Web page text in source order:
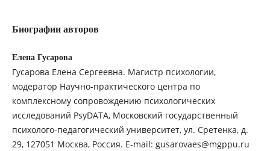
Биографии авторов
Елена Гусарова
Гусарова Елена Сергеевна. Магистр психологии,
модератор Научно-практического центра по
комплексному сопровождению психологических
исследований PsyDATA, Московский государственный
психолого-педагогический университет, ул. Сретенка, д.
29, 127051 Москва, Россия. E-mail: gusarovaes@mgppu.ru